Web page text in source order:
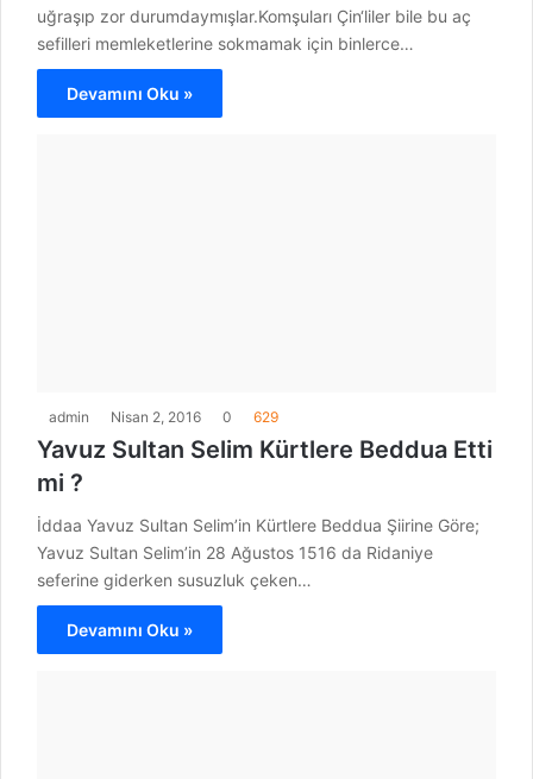
uğraşıp zor durumdaymışlar.Komşuları Çin‘liler bile bu aç
sefilleri memleketlerine sokmamak için binlerce…
Devamını Oku »
admin Nisan 2, 2016 0 629
Yavuz Sultan Selim Kürtlere Beddua Etti
mi ?
İddaa Yavuz Sultan Selim’in Kürtlere Beddua Şiirine Göre;
Yavuz Sultan Selim’in 28 Ağustos 1516 da Ridaniye
seferine giderken susuzluk çeken…
Devamını Oku »